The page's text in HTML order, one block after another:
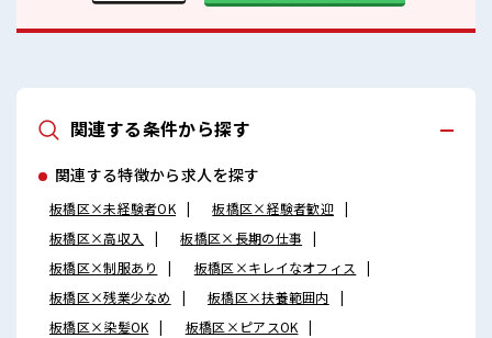
関連する条件から探す
関連する特徴から求人を探す
板橋区×未経験者OK
板橋区×経験者歓迎
板橋区×高収入
板橋区×長期の仕事
板橋区×制服あり
板橋区×キレイなオフィス
板橋区×残業少なめ
板橋区×扶養範囲内
板橋区×染髪OK
板橋区×ピアスOK